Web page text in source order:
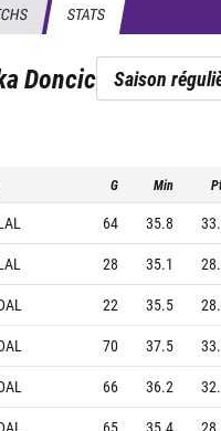
STATS
Doncic Saison
G Min
64 35.8
28 35.1
22 35.5
70 37.5
66 36.2